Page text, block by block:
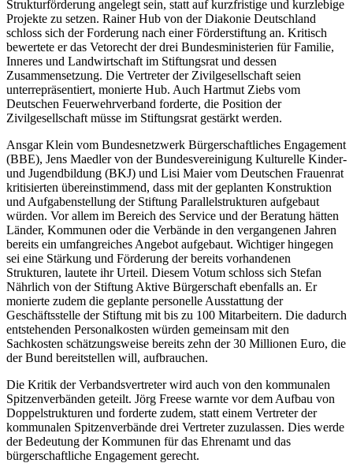
Strukturförderung angelegt sein, statt auf kurzfristige und kurzlebige
Projekte zu setzen. Rainer Hub von der Diakonie Deutschland
schloss sich der Forderung nach einer Förderstiftung an. Kritisch
bewertete er das Vetorecht der drei Bundesministerien für Familie,
Inneres und Landwirtschaft im Stiftungsrat und dessen
Zusammensetzung. Die Vertreter der Zivilgesellschaft seien
unterrepräsentiert, monierte Hub. Auch Hartmut Ziebs vom
Deutschen Feuerwehrverband forderte, die Position der
Zivilgesellschaft müsse im Stiftungsrat gestärkt werden.
Ansgar Klein vom Bundesnetzwerk Bürgerschaftliches Engagement
(BBE), Jens Maedler von der Bundesvereinigung Kulturelle Kinder-
und Jugendbildung (BKJ) und Lisi Maier vom Deutschen Frauenrat
kritisierten übereinstimmend, dass mit der geplanten Konstruktion
und Aufgabenstellung der Stiftung Parallelstrukturen aufgebaut
würden. Vor allem im Bereich des Service und der Beratung hätten
Länder, Kommunen oder die Verbände in den vergangenen Jahren
bereits ein umfangreiches Angebot aufgebaut. Wichtiger hingegen
sei eine Stärkung und Förderung der bereits vorhandenen
Strukturen, lautete ihr Urteil. Diesem Votum schloss sich Stefan
Nährlich von der Stiftung Aktive Bürgerschaft ebenfalls an. Er
monierte zudem die geplante personelle Ausstattung der
Geschäftsstelle der Stiftung mit bis zu 100 Mitarbeitern. Die dadurch
entstehenden Personalkosten würden gemeinsam mit den
Sachkosten schätzungsweise bereits zehn der 30 Millionen Euro, die
der Bund bereitstellen will, aufbrauchen.
Die Kritik der Verbandsvertreter wird auch von den kommunalen
Spitzenverbänden geteilt. Jörg Freese warnte vor dem Aufbau von
Doppelstrukturen und forderte zudem, statt einem Vertreter der
kommunalen Spitzenverbände drei Vertreter zuzulassen. Dies werde
der Bedeutung der Kommunen für das Ehrenamt und das
bürgerschaftliche Engagement gerecht.